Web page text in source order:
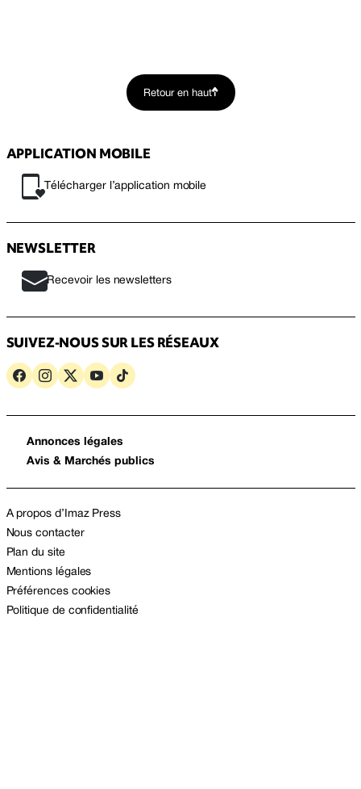
Retour en haut
APPLICATION MOBILE
Télécharger l’application mobile
NEWSLETTER
Recevoir les newsletters
SUIVEZ-NOUS SUR LES RÉSEAUX
Annonces légales
Avis & Marchés publics
A propos d’Imaz Press
Nous contacter
Plan du site
Mentions légales
Préférences cookies
Politique de confidentialité